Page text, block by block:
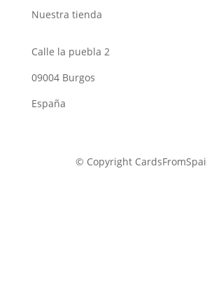
Nuestra tienda
Calle la puebla 2
09004 Burgos
España
© Copyright